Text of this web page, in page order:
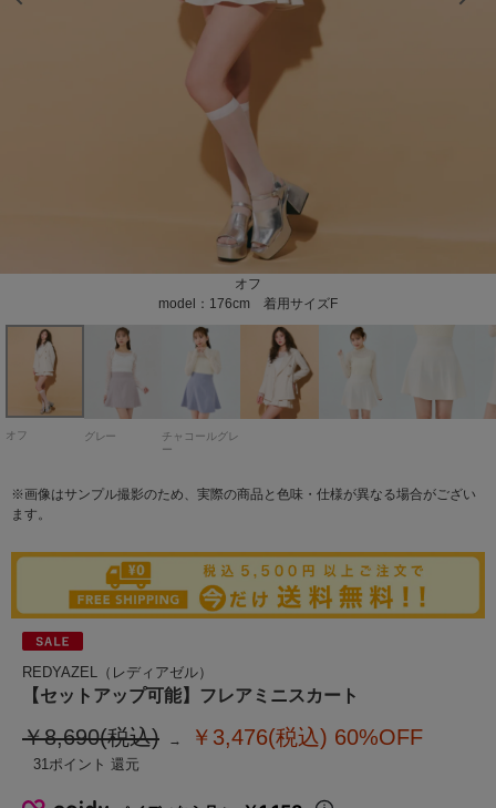
オフ
model：176cm 着用サイズF
グレー
チャコールグレー
model：157cm 着用サイズF
model：157cm 着用サイズF
model：157cm 着用サイズF
model：157cm 着用サイズF
model：157cm 着用サイズF
model：157cm 着用サイズF
model：157cm 着用サイズF
オフ グレー
チャコールグレ
ー
※画像はサンプル撮影のため、実際の商品と色味・仕様が異なる場合がござい
ます。
REDYAZEL（レディアゼル）
【セットアップ可能】フレアミニスカート
￥8,690(税込) ￥3,476(税込) 60%OFF
31